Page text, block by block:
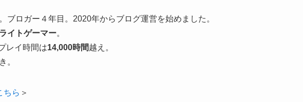
ブロガー４年目。2020年からブログ運営を始めました。
ライトゲーマー。
レイ時間は14,000時間越え。
。
ちら ＞